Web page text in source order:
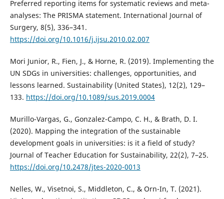
Preferred reporting items for systematic reviews and meta-
analyses: The PRISMA statement. International Journal of
Surgery, 8(5), 336–341.
https://doi.org/10.1016/j.ijsu.2010.02.007
Mori Junior, R., Fien, J., & Horne, R. (2019). Implementing the
UN SDGs in universities: challenges, opportunities, and
lessons learned. Sustainability (United States), 12(2), 129–
133. https://doi.org/10.1089/sus.2019.0004
Murillo-Vargas, G., Gonzalez-Campo, C. H., & Brath, D. I.
(2020). Mapping the integration of the sustainable
development goals in universities: is it a field of study?
Journal of Teacher Education for Sustainability, 22(2), 7–25.
https://doi.org/10.2478/jtes-2020-0013
Nelles, W., Visetnoi, S., Middleton, C., & Orn-In, T. (2021).